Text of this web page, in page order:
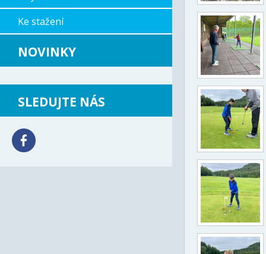
Ke stažení
NOVINKY
SLEDUJTE NÁS